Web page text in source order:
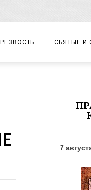
СВЯТЫЕ И
7